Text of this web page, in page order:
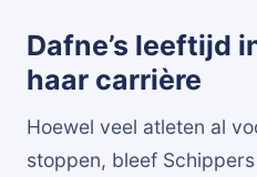
Dafne’s leeftijd
haar carrière
Hoewel veel atleten al
stoppen, bleef